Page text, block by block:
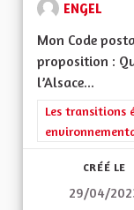
ENGEL
Mon Code
proposition :
l’Alsace...
Filtrer les
Les transitions
CRÉÉ LE
29/04/